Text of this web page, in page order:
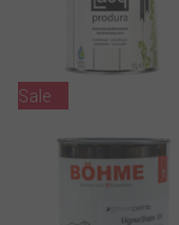
Sale